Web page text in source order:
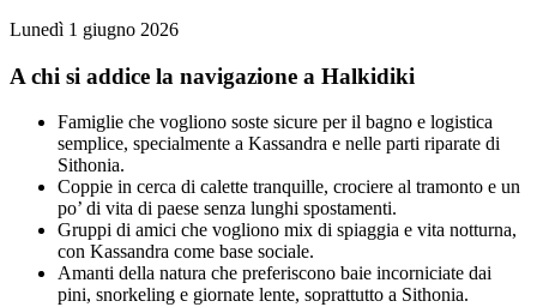
Lunedì 1 giugno 2026
A chi si addice la navigazione a Halkidiki
Famiglie che vogliono soste sicure per il bagno e logistica
semplice, specialmente a Kassandra e nelle parti riparate di
Sithonia.
Coppie in cerca di calette tranquille, crociere al tramonto e un
po’ di vita di paese senza lunghi spostamenti.
Gruppi di amici che vogliono mix di spiaggia e vita notturna,
con Kassandra come base sociale.
Amanti della natura che preferiscono baie incorniciate dai
pini, snorkeling e giornate lente, soprattutto a Sithonia.